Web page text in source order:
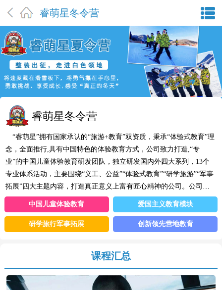
睿萌星冬令营
睿萌星冬令营
“睿萌星”拥有国家承认的“旅游+教育”双资质，秉承“体验式教育”理
念，全面推行,具有中国特色的体验教育方式，公司致力打造,“专
业”的中国儿童体验教育研发团队，独立研发国内外四大系列，13个
专业体系活动，主要围绕“义工、公益”“体验式教育”“研学旅游”“军事
拓展”四大主题内容，打造真正意义上富有匠心精神的公司。公司主
要成员分别来自教育部，各类大型拓展公司导师，资深户外教练，儿
童教育专家等各界相关行业经验丰富的精英。公司总部设在北京，目
前已在广州、深圳、杭州、新加坡、菲律宾等20多个城市及国家设立
中国儿童体验教育 爱国主义教育模块
研学旅行军事拓展 创新领先营地教育
课程汇总